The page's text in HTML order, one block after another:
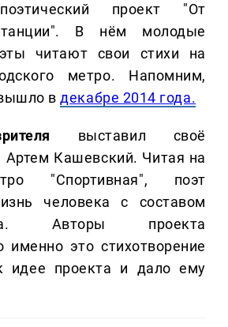
проект "От
В нём молодые
читают свои стихи на
метро. Напомним,
вдекабре 2014 года.
выставил своё
Артем Кашевский. Читая на
"Спортивная", поэт
человека с составом
Авторы проекта
это стихотворение
идее проекта и дало ему